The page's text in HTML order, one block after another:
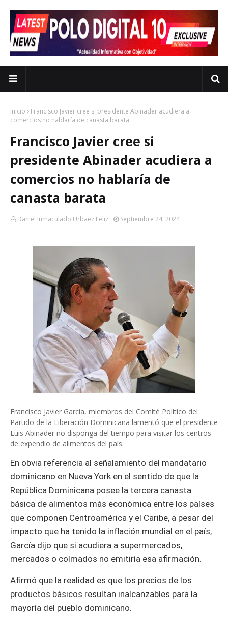
Inicio
Francisco Javier cree si presidente Abinader acudiera a
comercios no hablaría de canasta barata
Francisco Javier cree si
presidente Abinader acudiera a
comercios no hablaría de
canasta barata
Daniel Inmaculado Urbaez Feliz Septiembre 24, 2024
Francisco Javier García, miembros del Comité Político del
Partido de la Liberación Dominicana lamentó que el presidente
Luis Abinader no disponga del tiempo para visitar los centros
de expendio de alimentos del país.
En obvia referencia al señalamiento del mandatario
dominicano en Nueva York en el sentido de que la
República Dominicana posee la tercera canasta
básica de alimentos más económica entre los países
que componen Centroamérica y el Caribe, a pesar del
impacto que ha tenido la inflación mundial en el país;
García dijo que si acudiera a supermercados,
mercados o colmados no emitiría esa afirmación.
Afirmó que la realidad es que los precios de los
productos básicos resultan inalcanzables para la
mayoría del pueblo dominicano.